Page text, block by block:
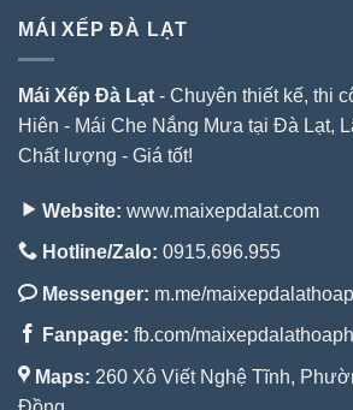
MÁI XẾP ĐÀ LẠT
Mái Xếp Đà Lạt - Chuyên thiết kế, thi
Hiên - Mái Che Nắng Mưa tại Đà Lạt,
Chất lượng - Giá tốt!
Website: www.maixepdalat.com
Hotline/Zalo: 0915.696.955
Messenger: m.me/
Fanpage: fb.com/
Maps: 260 Xô Viết Nghệ Tĩnh,